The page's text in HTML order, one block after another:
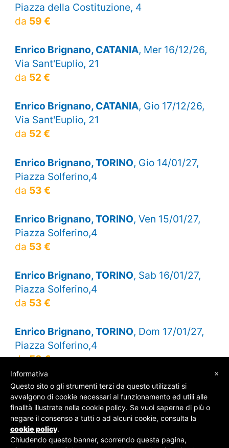
Piazza della Costituzione, 4
da 59 €
Enrico Brignano, CATANIA, Mer 16/12/26,
Via Sant'Euplio, 21
da 52 €
Enrico Brignano, CATANIA, Gio 17/12/26,
Via Sant'Euplio, 21
da 52 €
Enrico Brignano, TORINO, Gio 14/01/27,
Piazza Solferino,4
da 53 €
Enrico Brignano, TORINO, Ven 15/01/27,
Piazza Solferino,4
da 53 €
Enrico Brignano, TORINO, Sab 16/01/27,
Piazza Solferino,4
da 53 €
Enrico Brignano, TORINO, Dom 17/01/27,
Piazza Solferino,4
da53 €
© SOS Biglietti - P.Iva 09162100961 -Chi Siamo
Contatti-Privacy Policy
×
Informativa
Questo sito o gli strumenti terzi da questo utilizzati si
avvalgono di cookie necessari al funzionamento ed utili alle
finalità illustrate nella cookie policy. Se vuoi saperne di più o
negare il consenso a tutti o ad alcuni cookie, consulta la
cookie policy.
Chiudendo questo banner, scorrendo questa pagina,